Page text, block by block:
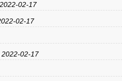
2022-02-17
02-17
2022-02-17